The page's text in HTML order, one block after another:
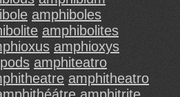
amphiboles
amphibolites
amphioxys
amphiteatro
amphitheatro